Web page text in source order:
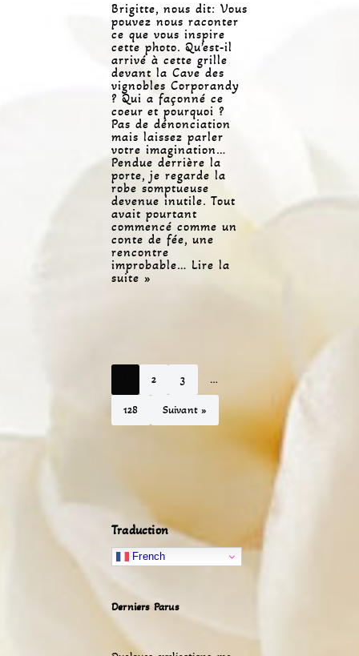
Brigitte, nous dit: Vous
pouvez nous raconter
ce que vous inspire
cette photo. Qu’est-il
arrivé à cette grille
devant la Cave des
vignobles Corporandy
? Qui a façonné ce
coeur et pourquoi ?
Pas de dénonciation
mais laissez parler
votre imagination…
Pendue derrière la
porte, je regarde la
robe somptueuse
devenue inutile. Tout
avait pourtant
commencé comme un
conte de fée, une
rencontre
improbable… Lire la
suite »
2 3 …
128 Suivant »
Traduction
French
Derniers Parus